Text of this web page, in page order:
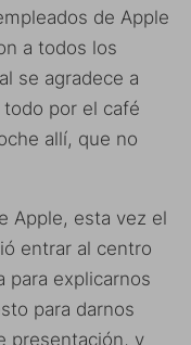
de Apple
a todos los
se agradece a
todo por el café
allí, que no
Apple, esta vez el
entrar al centro
para explicarnos
para darnos
presentación, y